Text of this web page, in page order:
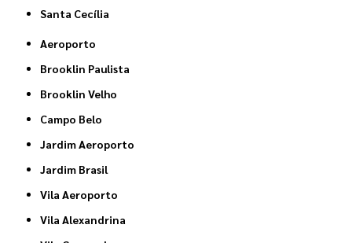
Santa Cecília
Aeroporto
Brooklin Paulista
Brooklin Velho
Campo Belo
Jardim Aeroporto
Jardim Brasil
Vila Aeroporto
Vila Alexandrina